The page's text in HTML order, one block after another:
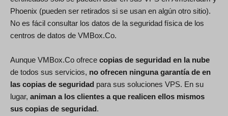
Phoenix (pueden ser retirados si se usan en algún otro sitio).
No es fácil consultar los datos de la seguridad física de los
centros de datos de VMBox.Co.
Aunque VMBox.Co ofrece copias de seguridad en la nube
de todos sus servicios, no ofrecen ninguna garantía de en
las copias de seguridad para sus soluciones VPS. En su
lugar, animan a los clientes a que realicen ellos mismos
sus copias de seguridad.